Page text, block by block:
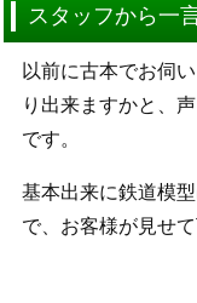
スタッフから一
以前に古本でお伺
り出来ますかと、
です。
基本出来に鉄道模
で、お客様が見せ